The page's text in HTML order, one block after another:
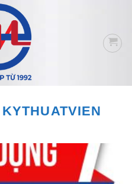
KYTHUATVIEN